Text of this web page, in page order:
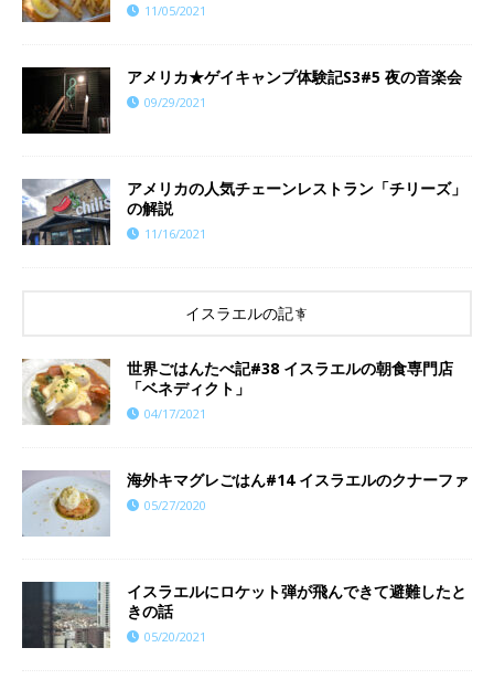
11/05/2021
アメリカ★ゲイキャンプ体験記S3#5 夜の音楽会
09/29/2021
アメリカの人気チェーンレストラン「チリーズ」
の解説
11/16/2021
イスラエルの記事
世界ごはんたべ記#38 イスラエルの朝食専門店
「ベネディクト」
04/17/2021
海外キマグレごはん#14 イスラエルのクナーファ
05/27/2020
イスラエルにロケット弾が飛んできて避難したと
きの話
05/20/2021